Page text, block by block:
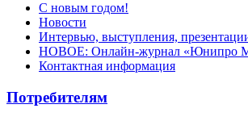
С новым годом!
Новости
Интервью, выступления,
НОВОЕ: Онлайн-журнал «Юнипро
Контактная информация
Потребителям